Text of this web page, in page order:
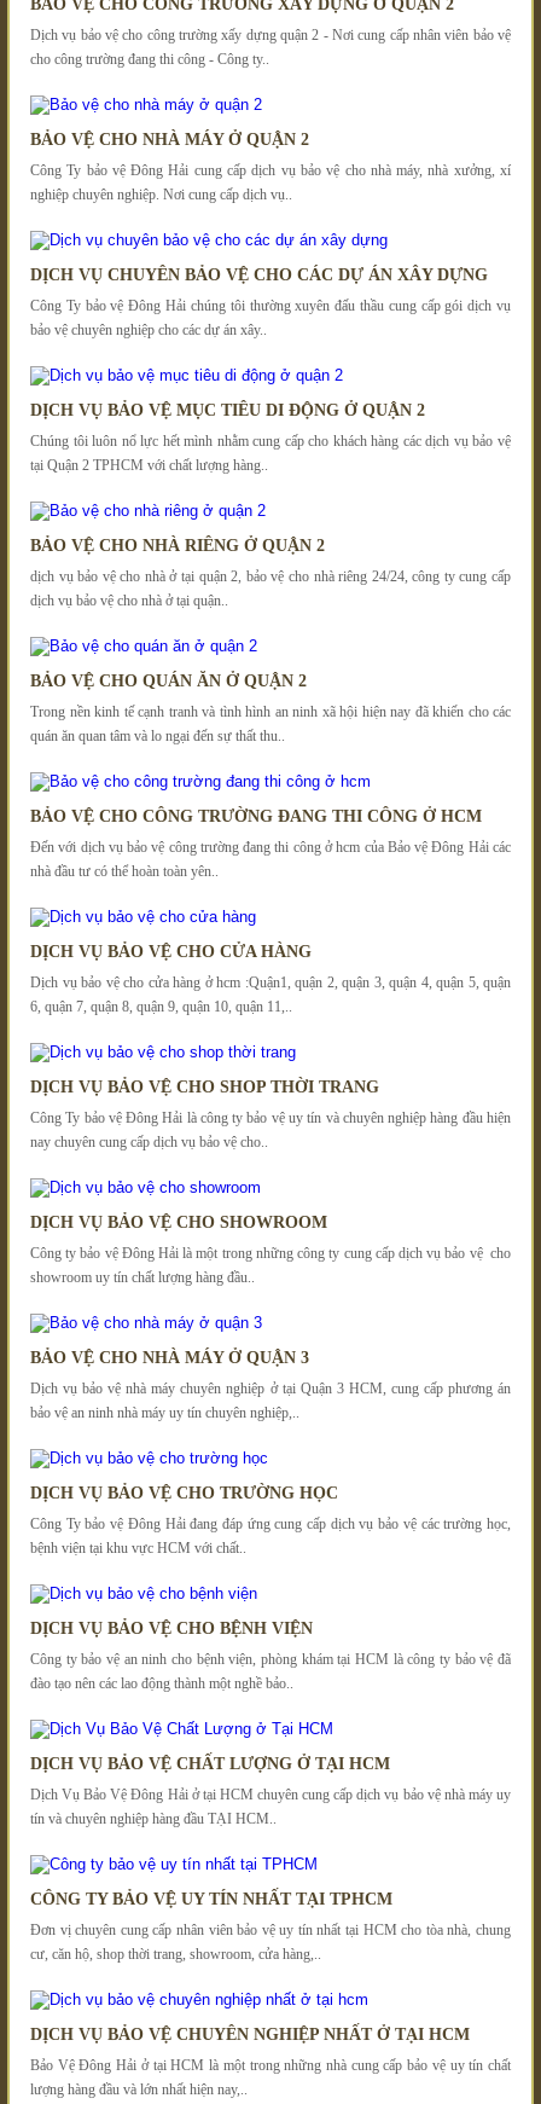
BẢO VỆ CHO CÔNG TRƯỜNG XÂY DỰNG Ở QUẬN 2
Dịch vụ bảo vệ cho công trường xấy dựng quận 2 - Nơi cung cấp nhân viên bảo vệ
cho công trường đang thi công - Công ty..
BẢO VỆ CHO NHÀ MÁY Ở QUẬN 2
Công Ty bảo vệ Đông Hải cung cấp dịch vụ bảo vệ cho nhà máy, nhà xưởng, xí
nghiệp chuyên nghiệp. Nơi cung cấp dịch vụ..
DỊCH VỤ CHUYÊN BẢO VỆ CHO CÁC DỰ ÁN XÂY DỰNG
Công Ty bảo vệ Đông Hải chúng tôi thường xuyên đấu thầu cung cấp gói dịch vụ
bảo vệ chuyên nghiệp cho các dự án xây..
DỊCH VỤ BẢO VỆ MỤC TIÊU DI ĐỘNG Ở QUẬN 2
Chúng tôi luôn nổ lực hết mình nhằm cung cấp cho khách hàng các dịch vụ bảo vệ
tại Quận 2 TPHCM với chất lượng hàng..
BẢO VỆ CHO NHÀ RIÊNG Ở QUẬN 2
dịch vụ bảo vệ cho nhà ở tại quận 2, bảo vệ cho nhà riêng 24/24, công ty cung cấp
dịch vụ bảo vệ cho nhà ở tại quận..
BẢO VỆ CHO QUÁN ĂN Ở QUẬN 2
Trong nền kinh tế cạnh tranh và tình hình an ninh xã hội hiện nay đã khiến cho các
quán ăn quan tâm và lo ngại đến sự thất thu..
BẢO VỆ CHO CÔNG TRƯỜNG ĐANG THI CÔNG Ở HCM
Đến với dịch vụ bảo vệ công trường đang thi công ở hcm của Bảo vệ Đông Hải các
nhà đầu tư có thể hoàn toàn yên..
DỊCH VỤ BẢO VỆ CHO CỬA HÀNG
Dịch vụ bảo vệ cho cửa hàng ở hcm :Quận1, quận 2, quận 3, quận 4, quận 5, quận
6, quận 7, quận 8, quận 9, quận 10, quận 11,..
DỊCH VỤ BẢO VỆ CHO SHOP THỜI TRANG
Công Ty bảo vệ Đông Hải là công ty bảo vệ uy tín và chuyên nghiệp hàng đầu hiện
nay chuyên cung cấp dịch vụ bảo vệ cho..
DỊCH VỤ BẢO VỆ CHO SHOWROOM
Công ty bảo vệ Đông Hải là một trong những công ty cung cấp dịch vụ bảo vệ cho
showroom uy tín chất lượng hàng đầu..
BẢO VỆ CHO NHÀ MÁY Ở QUẬN 3
Dịch vụ bảo vệ nhà máy chuyên nghiệp ở tại Quận 3 HCM, cung cấp phương án
bảo vệ an ninh nhà máy uy tín chuyên nghiệp,..
DỊCH VỤ BẢO VỆ CHO TRƯỜNG HỌC
Công Ty bảo vệ Đông Hải đang đáp ứng cung cấp dịch vụ bảo vệ các trường học,
bệnh viện tại khu vực HCM với chất..
DỊCH VỤ BẢO VỆ CHO BỆNH VIỆN
Công ty bảo vệ an ninh cho bệnh viện, phòng khám tại HCM là công ty bảo vệ đã
đào tạo nên các lao động thành một nghề bảo..
DỊCH VỤ BẢO VỆ CHẤT LƯỢNG Ở TẠI HCM
Dịch Vụ Bảo Vệ Đông Hải ở tại HCM chuyên cung cấp dịch vụ bảo vệ nhà máy uy
tín và chuyên nghiệp hàng đầu TẠI HCM..
CÔNG TY BẢO VỆ UY TÍN NHẤT TẠI TPHCM
Đơn vị chuyên cung cấp nhân viên bảo vệ uy tín nhất tại HCM cho tòa nhà, chung
cư, căn hộ, shop thời trang, showroom, cửa hàng,..
DỊCH VỤ BẢO VỆ CHUYÊN NGHIỆP NHẤT Ở TẠI HCM
Bảo Vệ Đông Hải ở tại HCM là một trong những nhà cung cấp bảo vệ uy tín chất
lượng hàng đầu và lớn nhất hiện nay,..